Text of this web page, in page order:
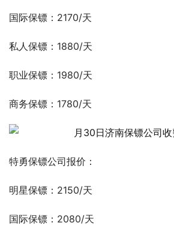
国际保镖：2170/天
私人保镖：1880/天
职业保镖：1980/天
商务保镖：1780/天
特勇保镖公司报价：
明星保镖：2150/天
国际保镖：2080/天